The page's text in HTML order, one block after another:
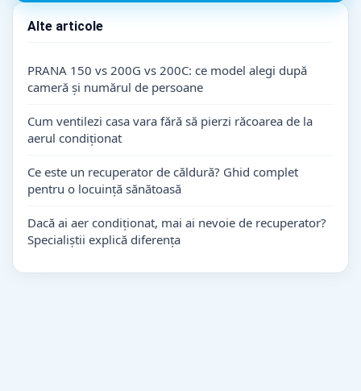
Alte articole
PRANA 150 vs 200G vs 200C: ce model alegi după
cameră și numărul de persoane
Cum ventilezi casa vara fără să pierzi răcoarea de la
aerul condiționat
Ce este un recuperator de căldură? Ghid complet
pentru o locuință sănătoasă
Dacă ai aer condiționat, mai ai nevoie de recuperator?
Specialiștii explică diferența